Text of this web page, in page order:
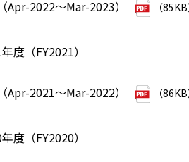
2022～Mar-2023） （
度（FY2021）
2021～Mar-2022） （
度（FY2020）